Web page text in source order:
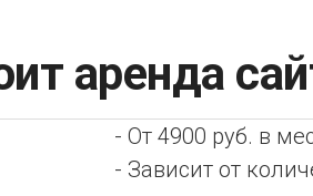
аренда
- От 4900 руб. в
- Зависит от